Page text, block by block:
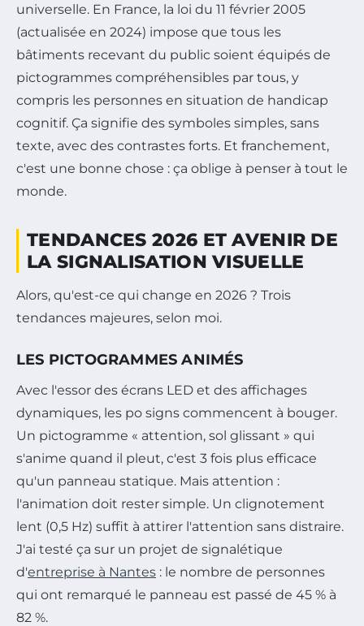
universelle. En France, la loi du 11 février 2005
(actualisée en 2024) impose que tous les
bâtiments recevant du public soient équipés de
pictogrammes compréhensibles par tous, y
compris les personnes en situation de handicap
cognitif. Ça signifie des symboles simples, sans
texte, avec des contrastes forts. Et franchement,
c'est une bonne chose : ça oblige à penser à tout le
monde.
TENDANCES 2026 ET AVENIR DE
LA SIGNALISATION VISUELLE
Alors, qu'est-ce qui change en 2026 ? Trois
tendances majeures, selon moi.
LES PICTOGRAMMES ANIMÉS
Avec l'essor des écrans LED et des affichages
dynamiques, les po signs commencent à bouger.
Un pictogramme « attention, sol glissant » qui
s'anime quand il pleut, c'est 3 fois plus efficace
qu'un panneau statique. Mais attention :
l'animation doit rester simple. Un clignotement
lent (0,5 Hz) suffit à attirer l'attention sans distraire.
J'ai testé ça sur un projet de signalétique
d'entreprise à Nantes : le nombre de personnes
qui ont remarqué le panneau est passé de 45 % à
82 %.